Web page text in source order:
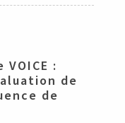
:
de
de